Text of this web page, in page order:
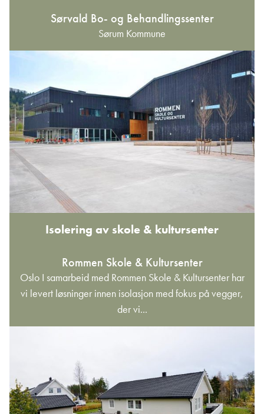
Sørvald Bo- og Behandlingssenter
Sørum Kommune
Isolering av skole & kultursenter
Rommen Skole & Kultursenter
Oslo I samarbeid med Rommen Skole & Kultursenter har
vi levert løsninger innen isolasjon med fokus på vegger,
der vi...